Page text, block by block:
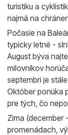
turistiku a
najmä na
Počasie na
typicky letné -
August býva
milovníkov
septembri je
Október ponúka
pre tých, čo
Zima (december
promenádach,